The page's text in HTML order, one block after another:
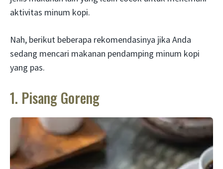
aktivitas minum kopi.
Nah, berikut beberapa rekomendasinya jika Anda
sedang mencari makanan pendamping minum kopi
yang pas.
1. Pisang Goreng